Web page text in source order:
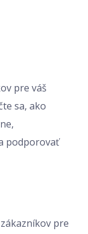
pre váš
sa, ako
podporovať
pre